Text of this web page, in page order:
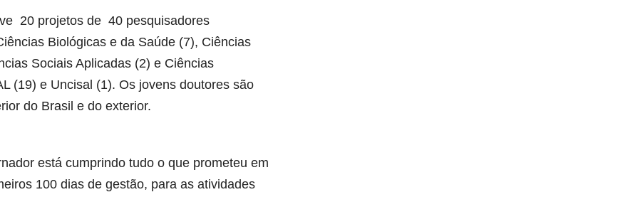
20 projetos de 40 pesquisadores
Biológicas e da Saúde (7), Ciências
Sociais Aplicadas (2) e Ciências
(19) e Uncisal (1). Os jovens doutores são
do Brasil e do exterior.
está cumprindo tudo o que prometeu em
100 dias de gestão, para as atividades